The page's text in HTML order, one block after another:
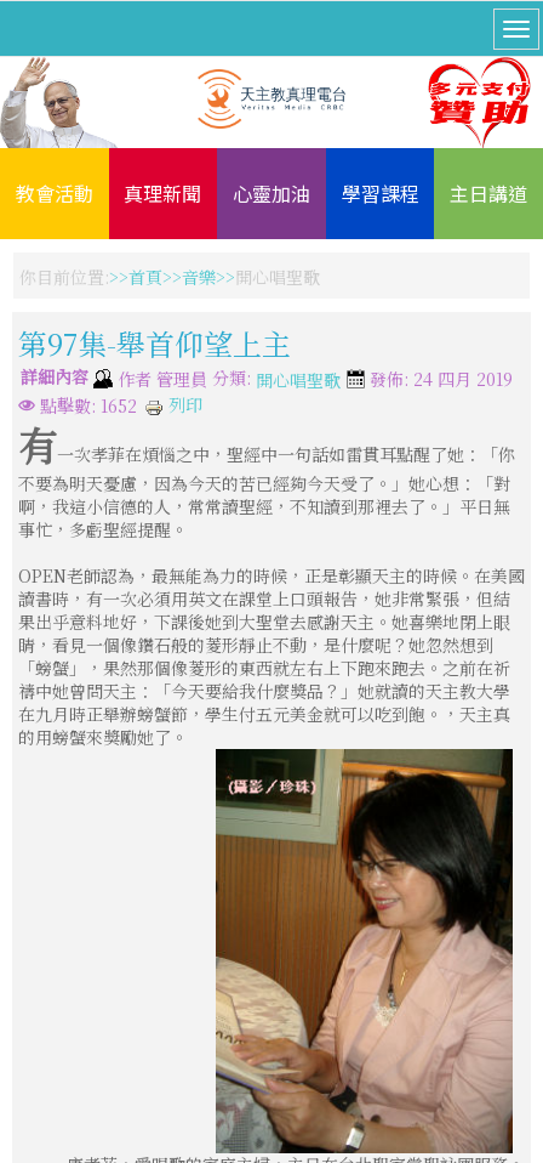
教會活動 真理新聞 心靈加油 學習課程 主日講道
你目前位置: 首頁 音樂 開心唱聖歌
第97集-舉首仰望上主
詳細內容 作者 管理員 分類: 開心唱聖歌
發佈: 24 四月 2019
點擊數: 1652
列印
有一次孝菲在煩惱之中，聖經中一句話如雷貫耳點醒了她：「你
不要為明天憂慮，因為今天的苦已經夠今天受了。」她心想：「對
啊，我這小信德的人，常常讀聖經，不知讀到那裡去了。」平日無
事忙，多虧聖經提醒。
OPEN老師認為，最無能為力的時候，正是彰顯天主的時候。在美國
讀書時，有一次必須用英文在課堂上口頭報告，她非常緊張，但結
果出乎意料地好，下課後她到大聖堂去感謝天主。她喜樂地閉上眼
睛，看見一個像鑽石般的菱形靜止不動，是什麼呢？她忽然想到
「螃蟹」，果然那個像菱形的東西就左右上下跑來跑去。之前在祈
禱中她曾問天主：「今天要給我什麼獎品？」她就讀的天主教大學
在九月時正舉辦螃蟹節，學生付五元美金就可以吃到飽。，天主真
的用螃蟹來獎勵她了。